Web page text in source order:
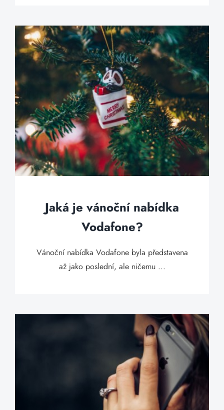
Jaká je vánoční nabídka
Vodafone?
Vánoční nabídka Vodafone byla představena
až jako poslední, ale ničemu ...